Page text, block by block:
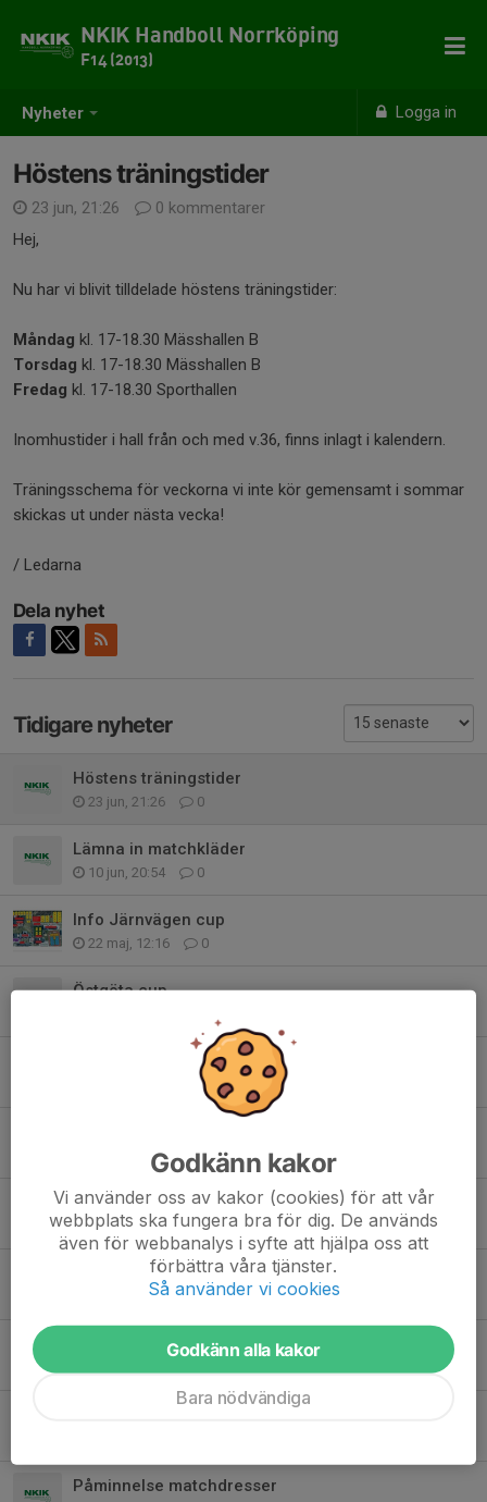
Nyheter Logga in
NKIK Handboll Norrköping
F14 (2013)
Höstens träningstider
23 jun, 21:26
0 kommentarer
Hej,
Nu har vi blivit tilldelade höstens träningstider:
Måndag kl. 17-18.30 Mässhallen B
Torsdag kl. 17-18.30 Mässhallen B
Fredag kl. 17-18.30 Sporthallen
Inomhustider i hall från och med v.36, finns inlagt i kalendern.
Träningsschema för veckorna vi inte kör gemensamt i sommar
skickas ut under nästa vecka!
/ Ledarna
Dela nyhet
Tidigare nyheter
Höstens träningstider
23 jun, 21:26 0
Lämna in matchkläder
10 jun, 20:54 0
Info Järnvägen cup
22 maj, 12:16 0
Östgöta cup
Snart dags för årets match
1
15 jan, 16:23 0
Info om kommande veckor
16 okt 2025 0
Fotografering idag
4 okt 2025 0
Matchdresser
Påminnelse matchdresser
Godkänn kakor
Vi använder oss av kakor (cookies) för att vår
webbplats ska fungera bra för dig. De används
även för webbanalys i syfte att hjälpa oss att
förbättra våra tjänster.
Så använder vi cookies
Godkänn alla kakor
Bara nödvändiga